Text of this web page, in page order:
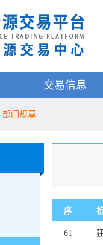
交易信息
部门规章
序
61